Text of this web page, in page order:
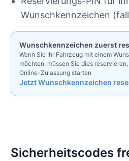
Wunschkennzeichen
Wunschkennzeichen zuerst
Wenn Sie Ihr Fahrzeug mit einem
möchten, müssen Sie dies
Online-Zulassung starten
Jetzt Wunschkennzeichen
Sicherheitscodes